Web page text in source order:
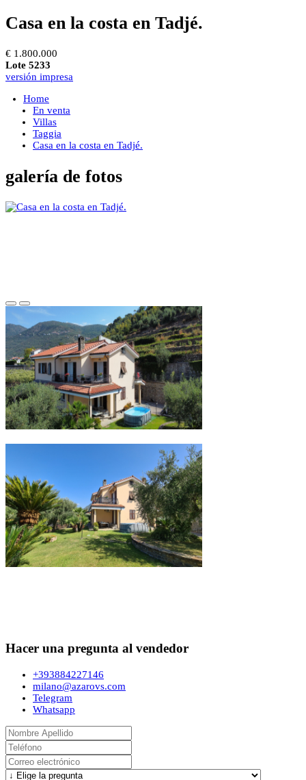
Casa en la costa en Tadjé.
€ 1.800.000
Lote 5233
versión impresa
Home
En venta
Villas
Taggia
Casa en la costa en Tadjé.
galería de fotos
Hacer una pregunta al vendedor
+393884227146
milano@azarovs.com
Telegram
Whatsapp